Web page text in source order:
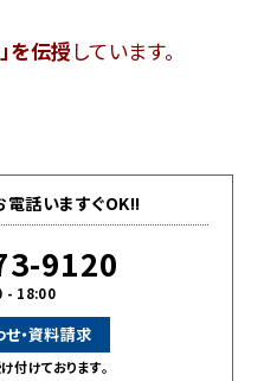
を伝授 しています。
電話いますぐOK!!
9120
- 18:00
・資料請求
付けております。